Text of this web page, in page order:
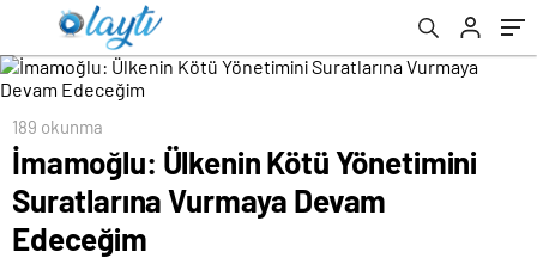
189 okunma
İmamoğlu: Ülkenin Kötü Yönetimini
Suratlarına Vurmaya Devam
Edeceğim